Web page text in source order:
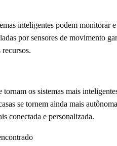
inteligentes podem monitorar
por sensores de movimento
os sistemas mais
se tornem ainda mais
conectada e personalizada.